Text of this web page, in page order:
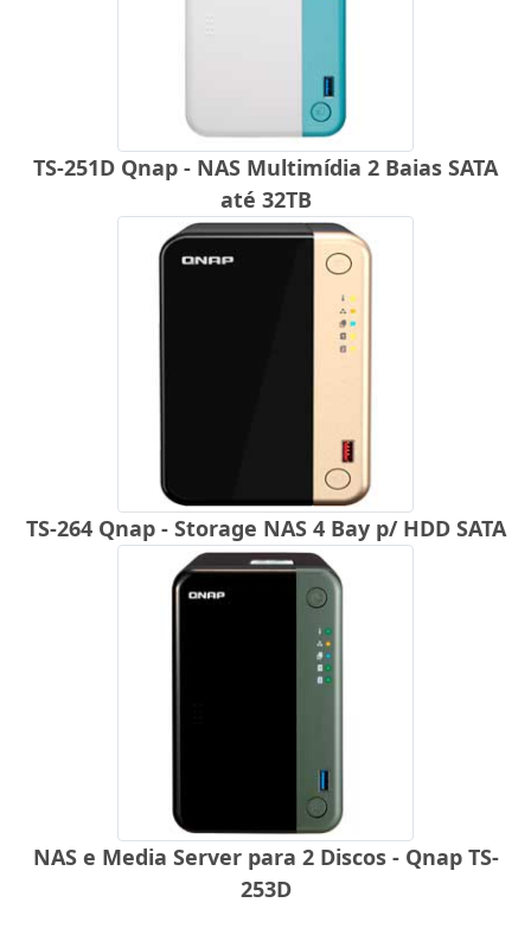
TS-251D Qnap - NAS Multimídia 2 Baias SATA
até 32TB
TS-264 Qnap - Storage NAS 4 Bay p/ HDD SATA
NAS e Media Server para 2 Discos - Qnap TS-
253D